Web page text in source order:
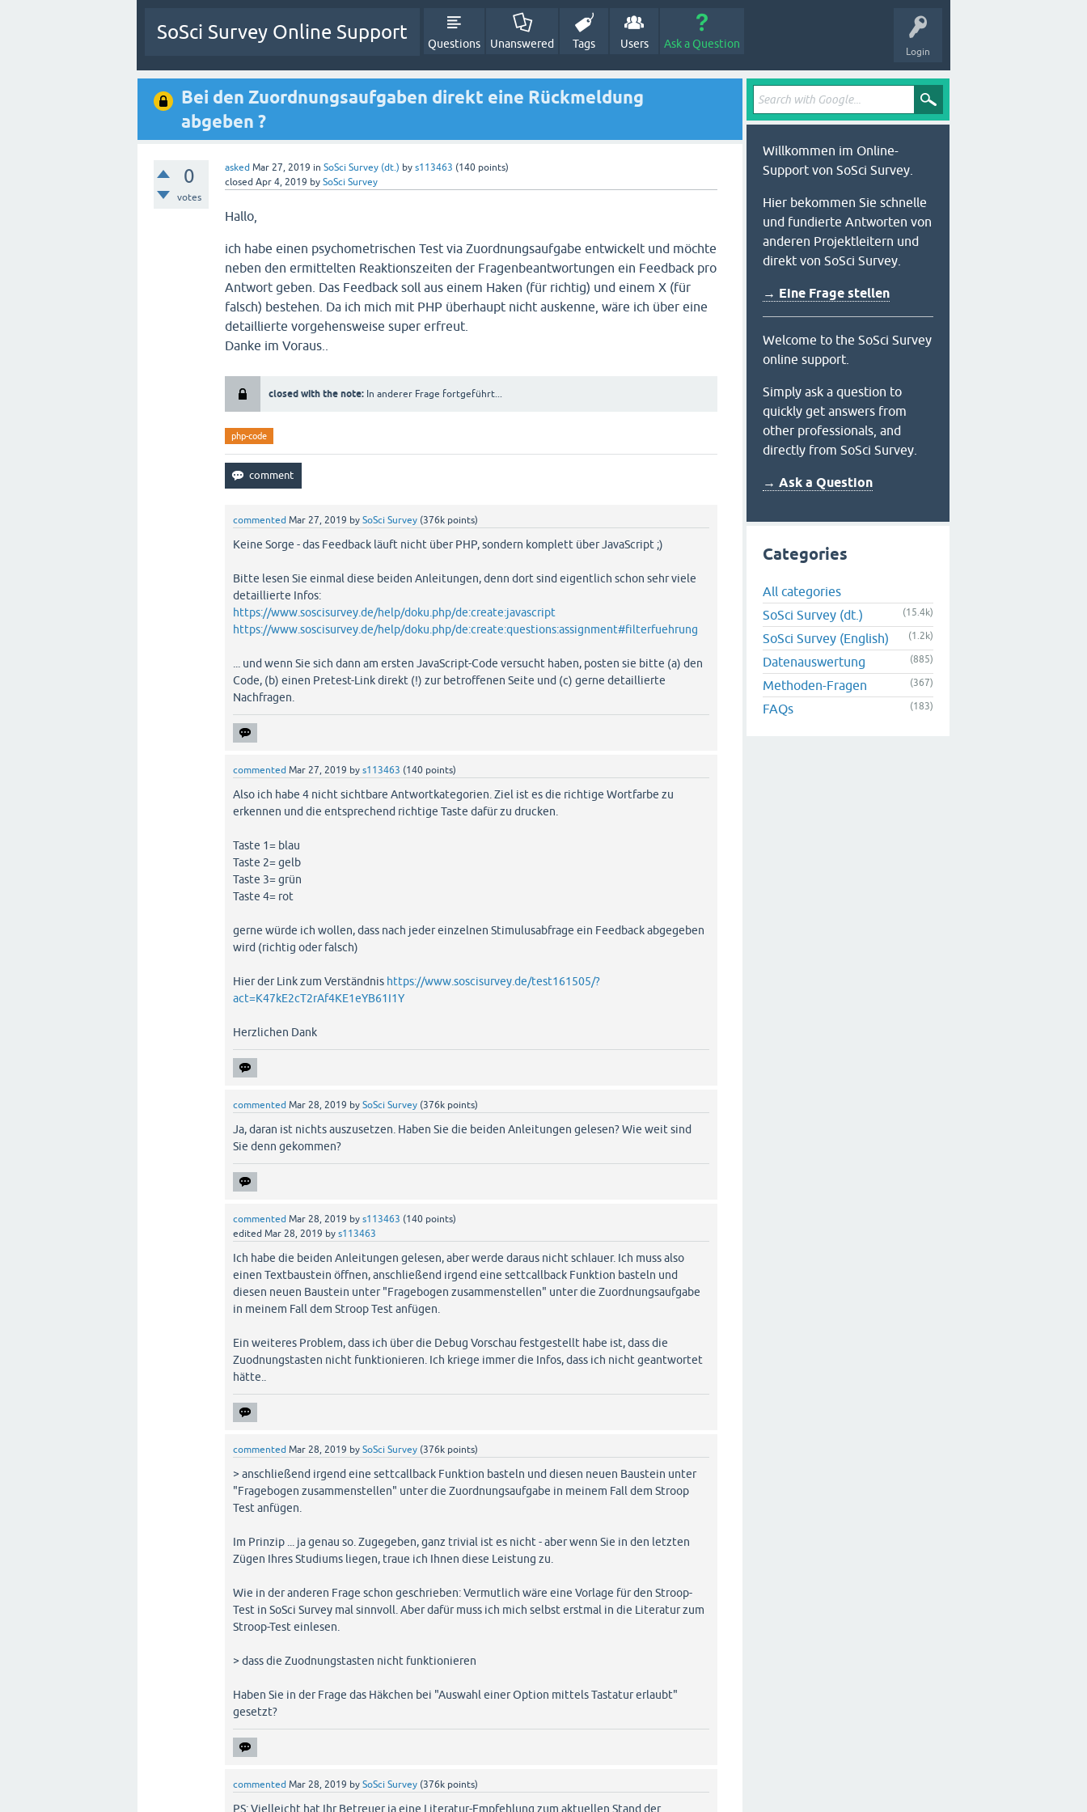
Login
SoSci Survey Online Support
Questions Unanswered Tags Users Ask a Question
Bei den Zuordnungsaufgaben direkt eine Rückmeldung
abgeben ?
0
votes
asked Mar 27, 2019 in SoSci Survey (dt.) by s113463 (140 points)
closed Apr 4, 2019 by SoSci Survey
Hallo,
ich habe einen psychometrischen Test via Zuordnungsaufgabe entwickelt und möchte
neben den ermittelten Reaktionszeiten der Fragenbeantwortungen ein Feedback pro
Antwort geben. Das Feedback soll aus einem Haken (für richtig) und einem X (für
falsch) bestehen. Da ich mich mit PHP überhaupt nicht auskenne, wäre ich über eine
detaillierte vorgehensweise super erfreut.
Danke im Voraus..
closed with the note: In anderer Frage fortgeführt...
php-code
commented Mar 27, 2019 by SoSci Survey (376k points)
Keine Sorge - das Feedback läuft nicht über PHP, sondern komplett über JavaScript ;)
Bitte lesen Sie einmal diese beiden Anleitungen, denn dort sind eigentlich schon sehr viele
detaillierte Infos:
https://www.soscisurvey.de/help/doku.php/de:create:javascript
https://www.soscisurvey.de/help/doku.php/de:create:questions:assignment#filterfuehrung
... und wenn Sie sich dann am ersten JavaScript-Code versucht haben, posten sie bitte (a) den
Code, (b) einen Pretest-Link direkt (!) zur betroffenen Seite und (c) gerne detaillierte
Nachfragen.
commented Mar 27, 2019 by s113463 (140 points)
Also ich habe 4 nicht sichtbare Antwortkategorien. Ziel ist es die richtige Wortfarbe zu
erkennen und die entsprechend richtige Taste dafür zu drucken.
Taste 1= blau
Taste 2= gelb
Taste 3= grün
Taste 4= rot
gerne würde ich wollen, dass nach jeder einzelnen Stimulusabfrage ein Feedback abgegeben
wird (richtig oder falsch)
Hier der Link zum Verständnis https://www.soscisurvey.de/test161505/?
act=K47kE2cT2rAf4KE1eYB61I1Y
Herzlichen Dank
commented Mar 28, 2019 by SoSci Survey (376k points)
Ja, daran ist nichts auszusetzen. Haben Sie die beiden Anleitungen gelesen? Wie weit sind
Sie denn gekommen?
commented Mar 28, 2019 by s113463 (140 points)
edited Mar 28, 2019 by s113463
Ich habe die beiden Anleitungen gelesen, aber werde daraus nicht schlauer. Ich muss also
einen Textbaustein öffnen, anschließend irgend eine settcallback Funktion basteln und
diesen neuen Baustein unter "Fragebogen zusammenstellen" unter die Zuordnungsaufgabe
in meinem Fall dem Stroop Test anfügen.
Ein weiteres Problem, dass ich über die Debug Vorschau festgestellt habe ist, dass die
Zuodnungstasten nicht funktionieren. Ich kriege immer die Infos, dass ich nicht geantwortet
hätte..
commented Mar 28, 2019 by SoSci Survey (376k points)
> anschließend irgend eine settcallback Funktion basteln und diesen neuen Baustein unter
"Fragebogen zusammenstellen" unter die Zuordnungsaufgabe in meinem Fall dem Stroop
Test anfügen.
Im Prinzip ... ja genau so. Zugegeben, ganz trivial ist es nicht - aber wenn Sie in den letzten
Zügen Ihres Studiums liegen, traue ich Ihnen diese Leistung zu.
Wie in der anderen Frage schon geschrieben: Vermutlich wäre eine Vorlage für den Stroop-
Test in SoSci Survey mal sinnvoll. Aber dafür muss ich mich selbst erstmal in die Literatur zum
Stroop-Test einlesen.
> dass die Zuodnungstasten nicht funktionieren
Haben Sie in der Frage das Häkchen bei "Auswahl einer Option mittels Tastatur erlaubt"
gesetzt?
commented Mar 28, 2019 by SoSci Survey (376k points)
PS: Vielleicht hat Ihr Betreuer ja eine Literatur-Empfehlung zum aktuellen Stand der
Willkommen im Online-
Support von SoSci Survey.
Hier bekommen Sie schnelle
und fundierte Antworten von
anderen Projektleitern und
direkt von SoSci Survey.
→ Eine Frage stellen
Welcome to the SoSci Survey
online support.
Simply ask a question to
quickly get answers from
other professionals, and
directly from SoSci Survey.
→ Ask a Question
Categories
All categories
SoSci Survey (dt.)
(15.4k)
SoSci Survey (English) (1.2k)
Datenauswertung (885)
Methoden-Fragen (367)
FAQs (183)